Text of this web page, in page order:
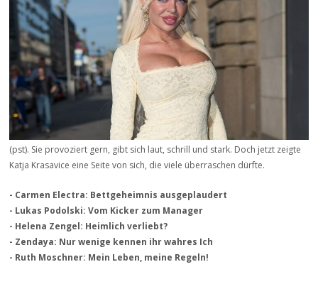
(pst). Sie provoziert gern, gibt sich laut, schrill und stark. Doch jetzt zeigte
Katja Krasavice eine Seite von sich, die viele überraschen dürfte.
- Carmen Electra: Bettgeheimnis ausgeplaudert
- Lukas Podolski: Vom Kicker zum Manager
- Helena Zengel: Heimlich verliebt?
- Zendaya: Nur wenige kennen ihr wahres Ich
- Ruth Moschner: Mein Leben, meine Regeln!